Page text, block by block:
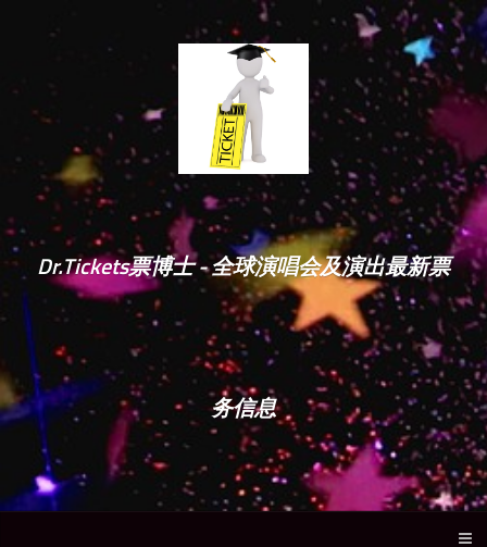
Dr.Tickets票博士 - 全球演唱会及演出最新票
务信息